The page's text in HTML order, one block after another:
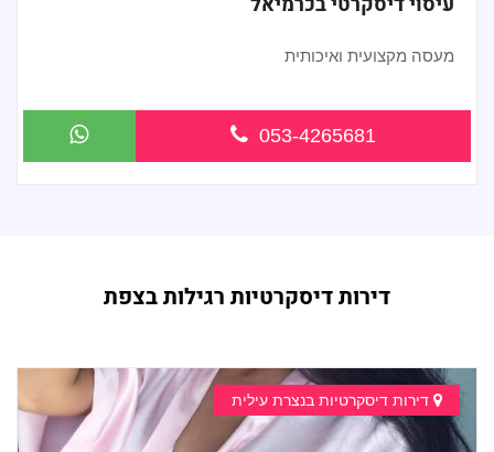
מעסה מקצועית ואיכותית
053-4265681
דירות דיסקרטיות רגילות בצפת
דירות דיסקרטיות בנצרת עילית